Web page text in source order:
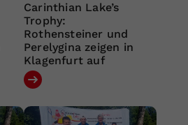
Carinthian Lake’s
Trophy:
Rothensteiner und
Perelygina zeigen in
Klagenfurt auf